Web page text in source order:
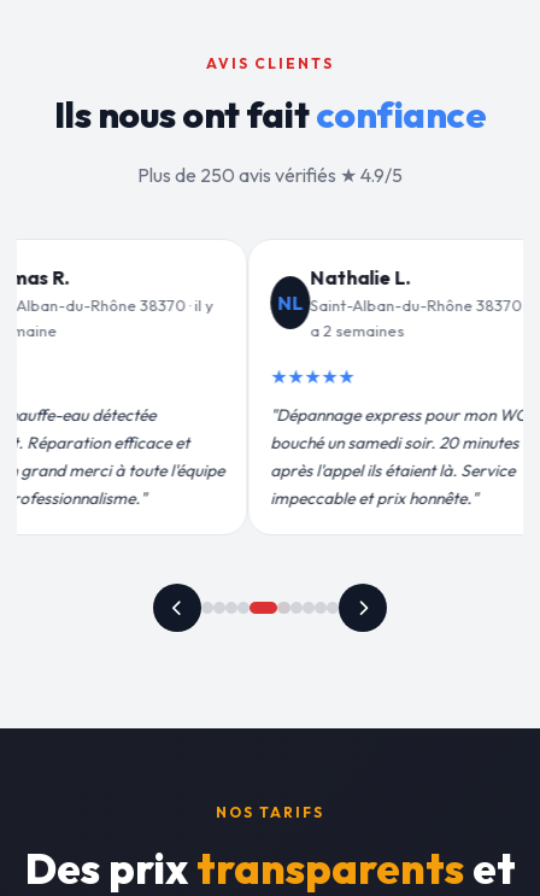
AVIS CLIENTS
Ils nous ont faitconfiance
Plus de 250 avis vérifiés ★ 4.9/5
38370 · il y
mon WC
minutes
Service
JF
Jean-François C.
Saint-Alban-du-Rhône 38370 · il y
a 3 semaines
"Remplacement de mon chauffe-eau en
moins de 2h. Équipe très pro, devis
conforme, chantier propre. Je
recommande vivement."
VD
"Un
pour
NOS TARIFS
Des prixtransparentset